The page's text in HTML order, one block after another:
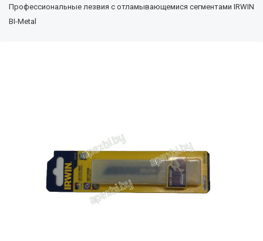
Профессиональные лезвия с отламывающемися сегментами IRWIN
BI-Metal